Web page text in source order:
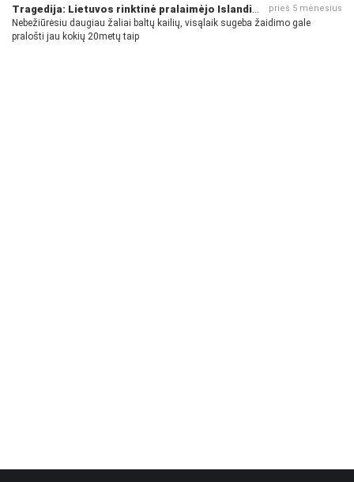
prieš 5 mėnesius
Nebežiūrėsiu daugiau žaliai baltų kailių, visąlaik sugeba žaidimo gale
pralošti jau kokių 20metų taip